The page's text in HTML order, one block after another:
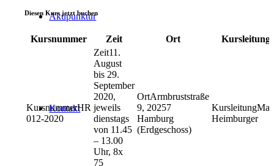
Akupunktur
Kontakt
Diesen Kurs jetzt buchen
Kursnummer Zeit Ort Kursleitung
HR
012-2020
11.
August
bis 29.
September
2020,
jeweils
dienstags
von 11.45
– 13.00
Uhr, 8x
75
Armbruststraße
9, 20257
Hamburg
(Erdgeschoss)
Heimburger